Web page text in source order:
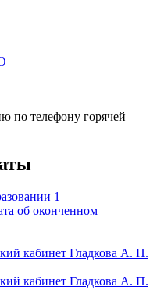
по телефону горячей